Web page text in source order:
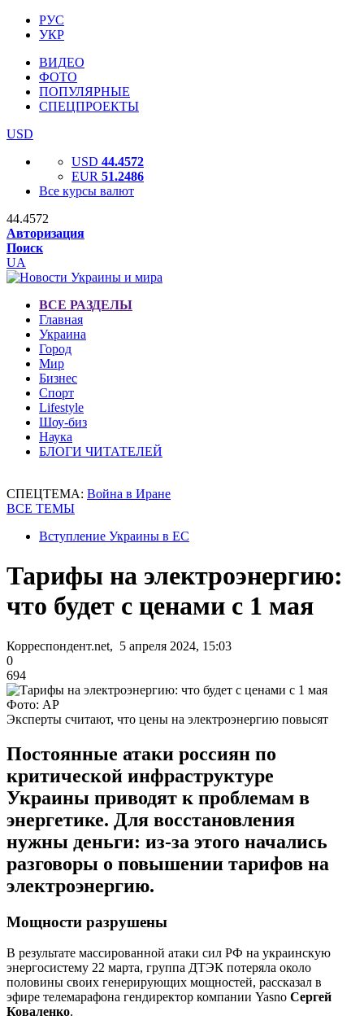
РУС
УКР
ВИДЕО
ФОТО
ПОПУЛЯРНЫЕ
СПЕЦПРОЕКТЫ
USD
USD 44.4572
EUR 51.2486
Все курсы валют
44.4572
Авторизация
Поиск
UA
ВСЕ РАЗДЕЛЫ
Главная
Украина
Город
Мир
Бизнес
Спорт
Lifestyle
Шоу-биз
Наука
БЛОГИ ЧИТАТЕЛЕЙ
СПЕЦТЕМА: Война в Иране
ВСЕ ТЕМЫ
Вступление Украины в ЕС
Тарифы на электроэнергию:
что будет с ценами с 1 мая
Корреспондент.net, 5 апреля 2024, 15:03
0
694
Фото: AP
Эксперты считают, что цены на электроэнергию повысят
Постоянные атаки россиян по
критической инфраструктуре
Украины приводят к проблемам в
энергетике. Для восстановления
нужны деньги: из-за этого начались
разговоры о повышении тарифов на
электроэнергию.
Мощности разрушены
В результате массированной атаки сил РФ на украинскую
энергосистему 22 марта, группа ДТЭК потеряла около
половины своих генерирующих мощностей, рассказал в
эфире телемарафона гендиректор компании Yasno Сергей
Коваленко.